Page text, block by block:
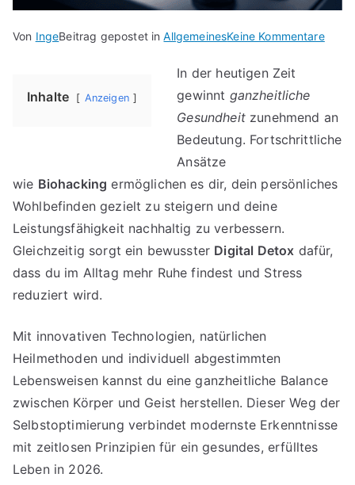
Von IngeBeitrag gepostet inAllgemeinesKeine Kommentarefür
&
Inhalte Anzeigen
In der heutigen Zeit
gewinnt ganzheitliche
Gesundheitzunehmend an
Bedeutung. Fortschrittliche
Ansätze
wie Biohacking ermöglichen es dir, dein persönliches
Wohlbefinden gezielt zu steigern und deine
Leistungsfähigkeit nachhaltig zu verbessern.
Gleichzeitig sorgt ein bewusster Digital Detox dafür,
dass du im Alltag mehr Ruhe findest und Stress
reduziert wird.
Mit innovativen Technologien, natürlichen
Heilmethoden und individuell abgestimmten
Lebensweisen kannst du eine ganzheitliche Balance
zwischen Körper und Geist herstellen. Dieser Weg der
Selbstoptimierung verbindet modernste Erkenntnisse
mit zeitlosen Prinzipien für ein gesundes, erfülltes
Leben in 2026.